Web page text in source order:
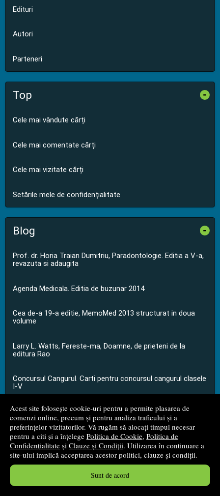
Acest site folosește cookie-uri pentru a permite plasarea de
comenzi online, precum și pentru analiza traficului și a
preferințelor vizitatorilor. Vă rugăm să alocați timpul necesar
pentru a citi și a înțelege Politica de Cookie, Politica de
Confidențialitate și Clauze și Condiții. Utilizarea în continuare a
site-ului implică acceptarea acestor politici, clauze și condiții.
Sunt de acord
Edituri
Autori
Parteneri
Top -
Cele mai vândute cărți
Cele mai comentate cărți
Cele mai vizitate cărți
Setările mele de confidențialitate
Blog -
Prof. dr. Horia Traian Dumitriu, Paradontologie. Editia a V-a,
revazuta si adaugita
Agenda Medicala. Editia de buzunar 2014
Cea de-a 19-a editie, MemoMed 2013 structurat in doua
volume
Larry L. Watts, Fereste-ma, Doamne, de prieteni de la
editura Rao
Concursul Cangurul. Carti pentru concursul cangurul clasele
I-V
...toate știrile
© 2008 - 2026S.C. M.G. Net Distribution S.R.L.
Magazin onlinecreat deVital Soft